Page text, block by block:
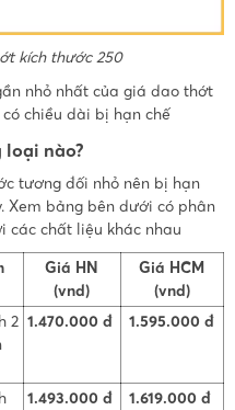
kích thước 250
nhỏ nhất của giá dao thớt
chiều dài bị hạn chế
loại nào?
tương đối nhỏ nên bị hạn
Xem bảng bên dưới có phân
các chất liệu khác nhau
Giá HN
(vnd)
Giá HCM
(vnd)
2 1.470.000 đ 1.595.000 đ
1.493.000 đ 1.619.000 đ